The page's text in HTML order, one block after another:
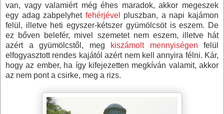
van, vagy valamiért még éhes maradok, akkor megeszek
egy adag zabpelyhet fehérjével
pluszban, a napi kajámon
felül, illetve heti egyszer-kétszer gyümölcsöt is eszem. De
ez bőven belefér, mivel szemetet nem eszem, illetve hát
azért a gyümölcstől, meg
kiszámolt mennyiségen felül
elfogyasztott rendes kajától azért nem kell annyira félni. Kár,
hogy az ember, ha így kifejezetten megkíván valamit, akkor
az nem pont a csirke, meg a rizs.